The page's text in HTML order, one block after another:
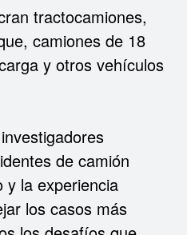
tractocamiones,
camiones de 18
y otros vehículos
de camión
y la experiencia
los casos más